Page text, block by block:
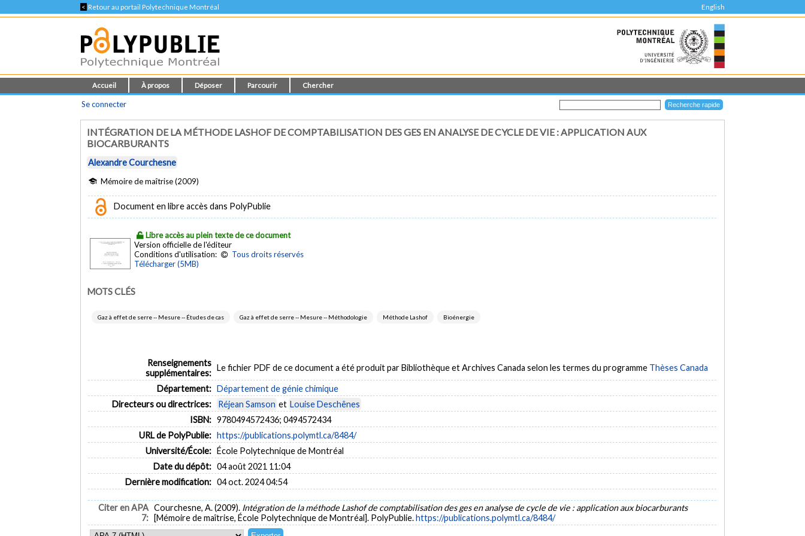
< Retour au portail Polytechnique Montréal English
Accueil À propos Déposer Parcourir Chercher
Se connecter
INTÉGRATION DE LA MÉTHODE LASHOF DE COMPTABILISATION DES GES EN ANALYSE DE CYCLE DE VIE : APPLICATION AUX
BIOCARBURANTS
Alexandre Courchesne
Mémoire de maîtrise (2009)
Document en libre accès dans PolyPublie
Libre accès au plein texte de ce document
Version officielle de l'éditeur
Conditions d'utilisation:
Tous droits réservés
Télécharger (5MB)
MOTS CLÉS
Gaz à effet de serre -- Mesure -- Études de cas Gaz à effet de serre -- Mesure -- Méthodologie Méthode Lashof Bioénergie
Renseignements
supplémentaires:
Le fichier PDF de ce document a été produit par Bibliothèque et Archives Canada selon les termes du programme Thèses Canada
Département: Département de génie chimique
Directeurs ou directrices:
Réjean Samson et Louise Deschênes
ISBN: 9780494572436; 0494572434
URL de PolyPublie: https://publications.polymtl.ca/8484/
Université/École: École Polytechnique de Montréal
Date du dépôt: 04 août 2021 11:04
Dernière modification: 04 oct. 2024 04:54
Citer en APA
7:
Courchesne, A. (2009). Intégration de la méthode Lashof de comptabilisation des ges en analyse de cycle de vie : application aux biocarburants
[Mémoire de maîtrise, École Polytechnique de Montréal]. PolyPublie.https://publications.polymtl.ca/8484/